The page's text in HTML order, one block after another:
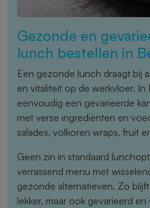
Gezonde en
lunch bestellen in
Een gezonde lunch draagt bij
en vitaliteit op de werkvloer. In
eenvoudig een gevarieerde
met verse ingrediënten en
salades, volkoren wraps, fruit
Geen zin in standaard
verrassend menu met
gezonde alternatieven. Zo
lekker, maar ook gevarieerd